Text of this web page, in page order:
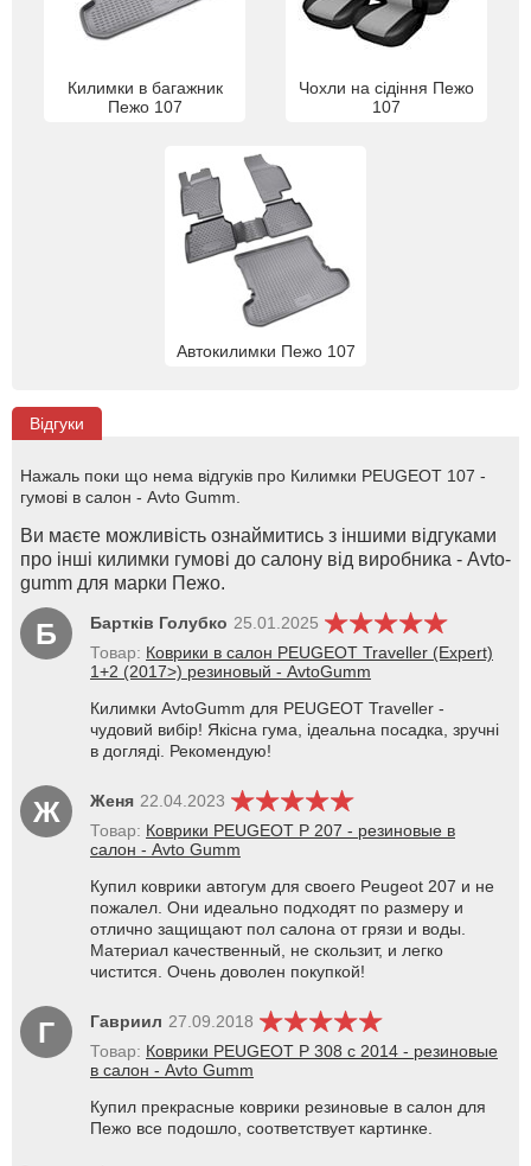
Килимки в багажник
Пежо 107
Чохли на сідіння Пежо
107
Автокилимки Пежо 107
Відгуки
Нажаль поки що нема відгуків про Килимки PEUGEOT 107 -
гумові в салон - Avto Gumm.
Ви маєте можливість ознаймитись з іншими відгуками
про інші килимки гумові до салону від виробника - Avto-
gumm для марки Пежо.
Б Бартків Голубко 25.01.2025
Товар: Коврики в салон PEUGEOT Traveller (Expert)
1+2 (2017>) резиновый - AvtoGumm
Килимки AvtoGumm для PEUGEOT Traveller -
чудовий вибір! Якісна гума, ідеальна посадка, зручні
в догляді. Рекомендую!
Ж Женя 22.04.2023
Товар: Коврики PEUGEOT P 207 - резиновые в
салон - Avto Gumm
Купил коврики автогум для своего Peugeot 207 и не
пожалел. Они идеально подходят по размеру и
отлично защищают пол салона от грязи и воды.
Материал качественный, не скользит, и легко
чистится. Очень доволен покупкой!
Г Гавриил 27.09.2018
Товар: Коврики PEUGEOT P 308 с 2014 - резиновые
в салон - Avto Gumm
Купил прекрасные коврики резиновые в салон для
Пежо все подошло, соответствует картинке.